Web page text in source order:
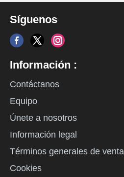
Síguenos
Información :
Contáctanos
Equipo
Únete a nosotros
Información legal
Términos generales de venta
Cookies